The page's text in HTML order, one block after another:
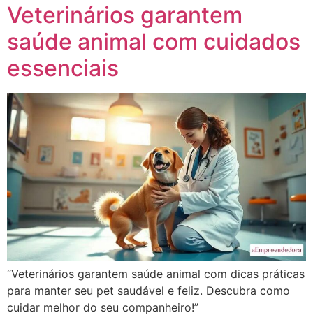
Veterinários garantem
saúde animal com cuidados
essenciais
“Veterinários garantem saúde animal com dicas práticas
para manter seu pet saudável e feliz. Descubra como
cuidar melhor do seu companheiro!”